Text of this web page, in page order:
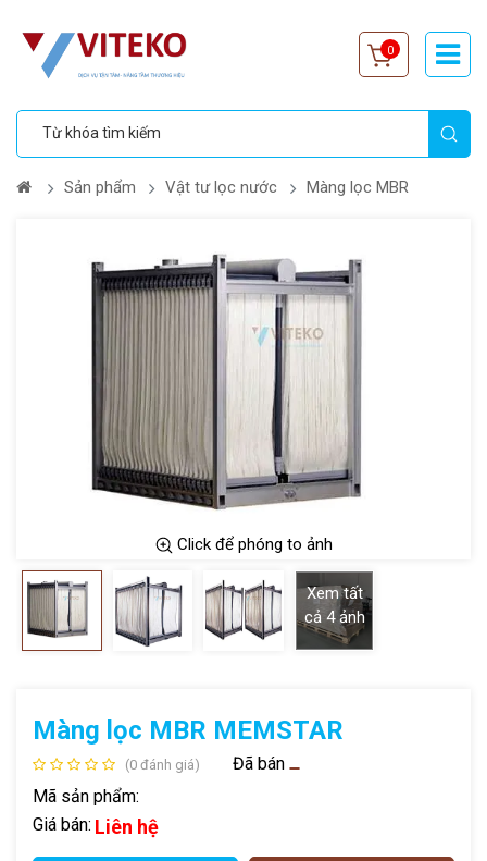
0
Sản phẩm Vật tư lọc nước Màng lọc MBR
Click để phóng to ảnh
Xem tất
cả 4 ảnh
Màng lọc MBR MEMSTAR
(0 đánh giá)
Đã bán
Mã sản phẩm:
Giá bán: Liên hệ